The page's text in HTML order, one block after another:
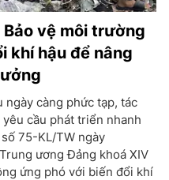
vệ môi trường
khí hậu để nâng
càng phức tạp, tác
cầu phát triển nhanh
75-KL/TW ngày
ương Đảng khoá XIV
ứng phó với biến đổi khí